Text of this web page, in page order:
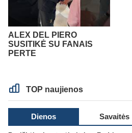
ALEX DEL PIERO
SUSITIKĖ SU FANAIS
PERTE
TOP naujienos
Dienos Savaitės